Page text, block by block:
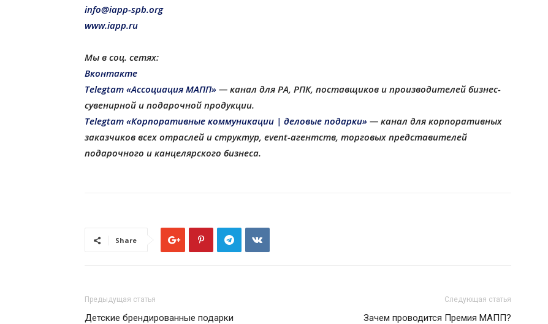
info@iapp-spb.org
www.iapp.ru
Мы в соц. сетях:
Вконтакте
Telegtam «Ассоциация МАПП» — канал для РА, РПК, поставщиков и производителей бизнес-
сувенирной и подарочной продукции.
Telegtam «Корпоративные коммуникации | деловые подарки» — канал для корпоративных
заказчиков всех отраслей и структур, еvent-агентств, торговых представителей
подарочного и канцелярского бизнеса.
Share
Предыдущая статья
Детские брендированные подарки
Следующая статья
Зачем проводится Премия МАПП?